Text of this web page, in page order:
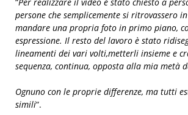
persone che semplicemente si ritrovassero
mandare una propria foto in primo piano,
espressione. Il resto del lavoro è stato
lineamenti dei vari volti,metterli insieme e
sequenza, continua, opposta alla mia metà
Ognuno con le proprie differenze, ma tutti
simili“.